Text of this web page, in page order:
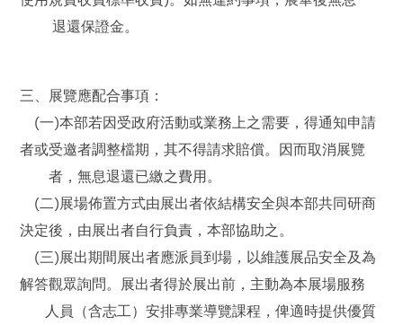
退還保證金。
三、展覽應配合事項：
(一)本部若因受政府活動或業務上之需要，得通知申請
者或受邀者調整檔期，其不得請求賠償。因而取消展覽
者，無息退還已繳之費用。
(二)展場佈置方式由展出者依結構安全與本部共同研商
決定後，由展出者自行負責，本部協助之。
(三)展出期間展出者應派員到場，以維護展品安全及為
解答觀眾詢問。展出者得於展出前，主動為本展場服務
人員（含志工）安排專業導覽課程，俾適時提供優質